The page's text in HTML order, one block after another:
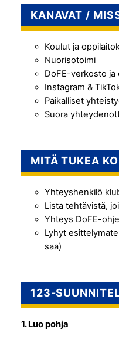
KANAVAT /
Koulut ja
Nuorisotoimi
DoFE-verkosto ja
Instagram &
Paikalliset
Suora
MITÄ TUKEA
Yhteyshenkilö
Lista tehtävistä,
Yhteys DoFE-
Lyhyt
saa)
123-
1. Luo pohja